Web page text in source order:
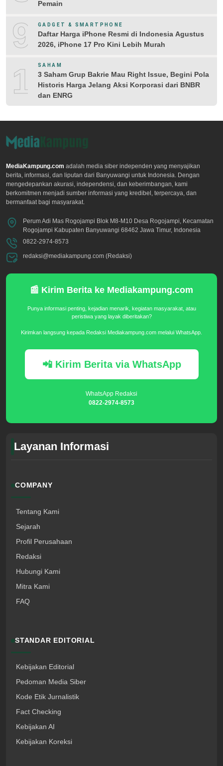
Pemain
9 GADGET & SMARTPHONE
Daftar Harga iPhone Resmi di Indonesia Agustus
2026, iPhone 17 Pro Kini Lebih Murah
10
SAHAM
3 Saham Grup Bakrie Mau Right Issue, Begini Pola
Historis Harga Jelang Aksi Korporasi dari BNBR
dan ENRG
MediaKampung.com adalah media siber independen yang menyajikan
berita, informasi, dan liputan dari Banyuwangi untuk Indonesia. Dengan
mengedepankan akurasi, independensi, dan keberimbangan, kami
berkomitmen menjadi sumber informasi yang kredibel, terpercaya, dan
bermanfaat bagi masyarakat.
Perum Adi Mas Rogojampi Blok M8-M10 Desa Rogojampi, Kecamatan
Rogojampi Kabupaten Banyuwangi 68462 Jawa Timur, Indonesia
0822-2974-8573
redaksi@mediakampung.com (Redaksi)
📰 Kirim Berita ke Mediakampung.com
Punya informasi penting, kejadian menarik, kegiatan masyarakat, atau
peristiwa yang layak diberitakan?
Kirimkan langsung kepada Redaksi Mediakampung.com melalui WhatsApp.
📲 Kirim Berita via WhatsApp
WhatsApp Redaksi
0822-2974-8573
Layanan Informasi
COMPANY
Tentang Kami
Sejarah
Profil Perusahaan
Redaksi
Hubungi Kami
Mitra Kami
FAQ
STANDAR EDITORIAL
Kebijakan Editorial
Pedoman Media Siber
Kode Etik Jurnalistik
Fact Checking
Kebijakan AI
Kebijakan Koreksi